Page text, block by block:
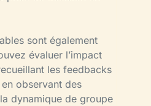
sont également
évaluer l’impact
les feedbacks
observant des
dynamique de groupe